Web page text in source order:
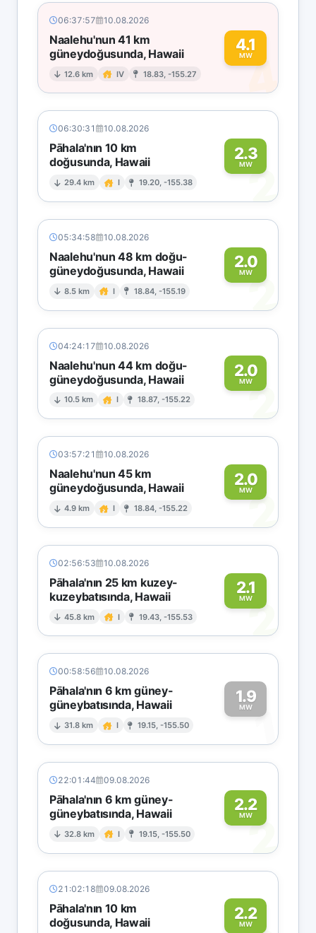
06:37:57 10.08.2026
Naalehu'nun 41 km
güneydoğusunda, Hawaii
12.6 km IV 18.83, -155.27
4.1
MW
4
06:30:31 10.08.2026
Pāhala'nın 10 km
doğusunda, Hawaii
29.4 km I 19.20, -155.38
2.3
MW2
05:34:58 10.08.2026
Naalehu'nun 48 km doğu-
güneydoğusunda, Hawaii
8.5 km I 18.84, -155.19
2.0
MW
2
04:24:17 10.08.2026
Naalehu'nun 44 km doğu-
güneydoğusunda, Hawaii
10.5 km I 18.87, -155.22
2.0
MW2
03:57:21 10.08.2026
Naalehu'nun 45 km
güneydoğusunda, Hawaii
4.9 km I 18.84, -155.22
2.0
MW2
02:56:53 10.08.2026
Pāhala'nın 25 km kuzey-
kuzeybatısında, Hawaii
45.8 km I 19.43, -155.53
2.1
MW2
00:58:56 10.08.2026
Pāhala'nın 6 km güney-
güneybatısında, Hawaii
31.8 km I 19.15, -155.50
1.9
MW1
22:01:44 09.08.2026
Pāhala'nın 6 km güney-
güneybatısında, Hawaii
32.8 km I 19.15, -155.50
2.2
MW2
21:02:18 09.08.2026
Pāhala'nın 10 km
doğusunda, Hawaii
2.2
MW